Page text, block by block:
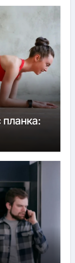
планка: